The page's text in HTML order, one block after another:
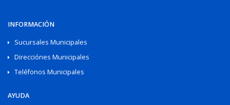
INFORMACIÓN
Sucursales Municipales
Direcciónes Municipales
Teléfonos Municipales
AYUDA